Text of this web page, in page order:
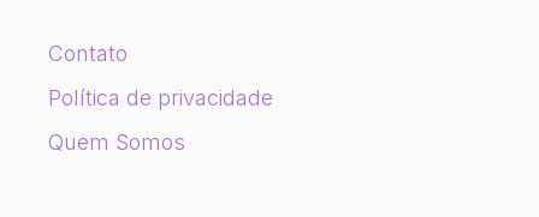
Contato
Política de privacidade
Quem Somos